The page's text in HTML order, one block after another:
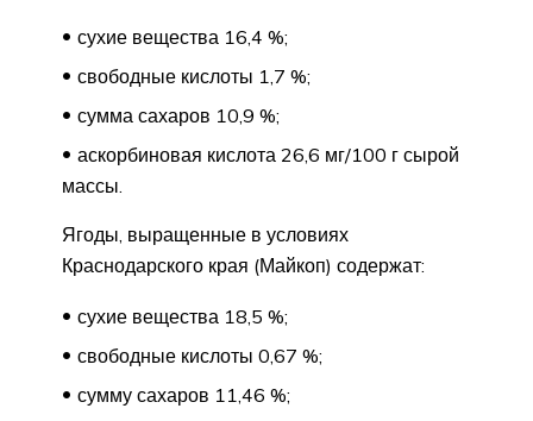
сухие вещества 16,4 %;
свободные кислоты 1,7 %;
сумма сахаров 10,9 %;
аскорбиновая кислота 26,6 мг/100 г сырой
массы.
Ягоды, выращенные в условиях
Краснодарского края (Майкоп) содержат:
сухие вещества 18,5 %;
свободные кислоты 0,67 %;
сумму сахаров 11,46 %;